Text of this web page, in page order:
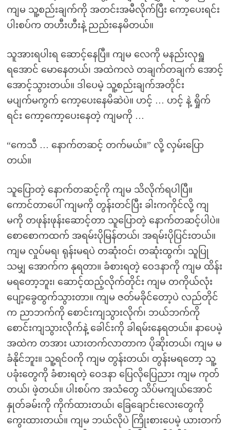
ကျမ သူ့စည်းချက်ကို အတင်းအမီလိုက်ပြီး ကော့ပေးရင်း
ပါးစပ်က တဟီးဟီးနဲ့ ညည်းနေမိတယ်။
သူအားရပါးရ ဆောင့်နေပြီ။ ကျမ လေကို မနည်းလုရှူ
ရအောင် မောနေတယ်၊ အထဲကလဲ တချက်တချက် အောင့်
အောင့်သွားတယ်။ ဒါပေမဲ့ သူ့စည်းချက်အတိုင်း
မပျက်မကွက် ကော့ပေးနေမိဆဲပဲ။ ဟင့် … ဟင့် နဲ့ ရှိုက်
ရင်း ကော့ကော့ပေးနေတဲ့ ကျမကို …
“ကေသီ … နောက်တဆင့် တက်မယ်။” လို့ လှမ်းပြော
တယ်။
သူပြောတဲ့ နောက်တဆင့်ကို ကျမ သိလိုက်ရပါပြီ။
ကောင်တာပေါ် ကျမကို တွန်းတင်ပြီး ခါးကကိုင်လို့ ကျ
မကို တဖုန်းဖုန်းဆောင့်တာ သူပြောတဲ့ နောက်တဆင့်ပါပဲ။
စောစောကထက် အရမ်းပိုမြန်တယ်၊ အရမ်းပိုပြင်းတယ်။
ကျမ လှုပ်မရ၊ ရုန်းမရပဲ တဆုံးဝင်၊ တဆုံးထွက်၊ သူပြု
သမျှ အောက်က နုရတာ။ ခံစားရတဲ့ ဝေဒနာကို ကျမ ထိန်း
မရတော့ဘူး၊ ဆောင့်ထည့်လိုက်တိုင်း ကျမ တကိုယ်လုံး
ပျော့ခွေထွက်သွားတာ။ ကျမ ဇတ်မခိုင်တော့ပဲ လည်တိုင်
က ညာဘက်ကို စောင်းကျသွားလိုက်၊ ဘယ်ဘက်ကို
စောင်းကျသွားလိုက်နဲ့ ခေါင်းကို ခါရမ်းနေရတယ်။ နာပေမဲ့
အထဲက တအား ယားတက်လာတာက ပိုဆိုးတယ်၊ ကျမ မ
ခံနိုင်ဘူး။ သူ့ရင်ဝကို ကျမ တွန်းတယ်၊ တွန်းမရတော့ သူ့
ပခုံးတွေကို ခံစားရတဲ့ ဝေဒနာ ပြေလိုပြေညား ကျမ ကုတ်
တယ်၊ ဖဲ့တယ်။ ပါးစပ်က အသံတွေ သိပ်မကျယ်အောင်
နှုတ်ခမ်းကို ကိုက်ထားတယ်၊ ခြေချောင်းလေးတွေကို
ကွေးထားတယ်။ ကျမ ဘယ်လိုပဲ ကြိုးစားပေမဲ့ ယားတက်